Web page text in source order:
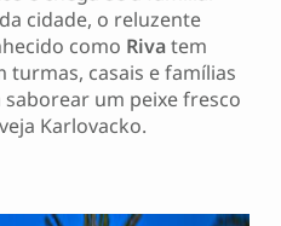
cidade, o reluzente
como Rivatem
casais e famílias
um peixe fresco
Karlovacko.